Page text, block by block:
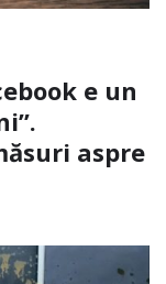
e un
aspre